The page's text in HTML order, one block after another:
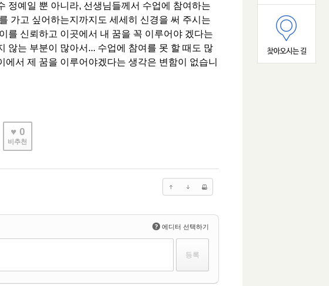
정예일 뿐 아니라, 선생님들께서 수업에 참여하는
가고 싶어하는지까지도 세세히 신경을 써 주시는
를 신뢰하고 이곳에서 내 꿈을 꼭 이루어야 겠다는
않는 부분이 많아서... 수업에 참여를 못 할 때도 많
서 제 꿈을 이루어야겠다는 생각은 변함이 없습니
♥ 0
비추천
? 에디터 선택하기